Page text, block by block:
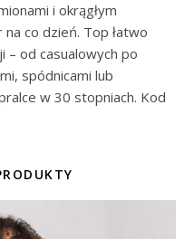
i okrągłym
co dzień. Top łatwo
– od casualowych po
spódnicami lub
w 30 stopniach. Kod